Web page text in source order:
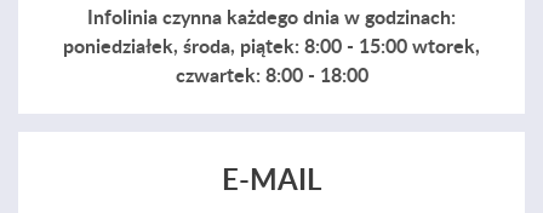
Infolinia czynna każdego dnia w godzinach:
poniedziałek, środa, piątek: 8:00 - 15:00 wtorek,
czwartek: 8:00 - 18:00
E-MAIL